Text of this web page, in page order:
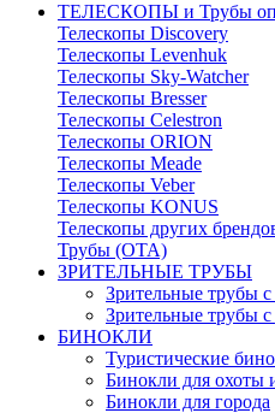
ТЕЛЕСКОПЫ и Трубы
Телескопы Discovery
Телескопы Levenhuk
Телескопы Sky-Watcher
Телескопы Bresser
Телескопы Celestron
Телескопы ORION
Телескопы Meade
Телескопы Veber
Телескопы KONUS
Телескопы других
Трубы (ОТА)
ЗРИТЕЛЬНЫЕ ТРУБЫ
Зрительные трубы
Зрительные трубы
БИНОКЛИ
Туристические
Бинокли для охоты
Бинокли для города